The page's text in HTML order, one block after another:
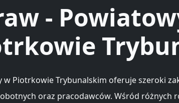
-
w Piotrkowie Trybunalskim oferuje szeroki
oraz pracodawców. Wśród różnych